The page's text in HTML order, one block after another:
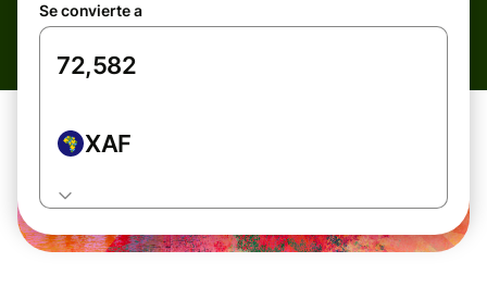
Se convierte a
XAF